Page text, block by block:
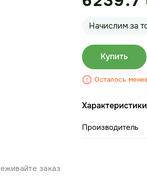
заказ
Начислим за
Купить
Осталось
Характеристики
Производитель